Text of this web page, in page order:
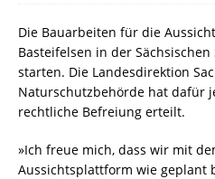
Die Bauarbeiten für die
Basteifelsen in der
starten. Die Landesdirektion
Naturschutzbehörde hat dafür
rechtliche Befreiung erteilt.
»Ich freue mich, dass wir mit
Aussichtsplattform wie geplant